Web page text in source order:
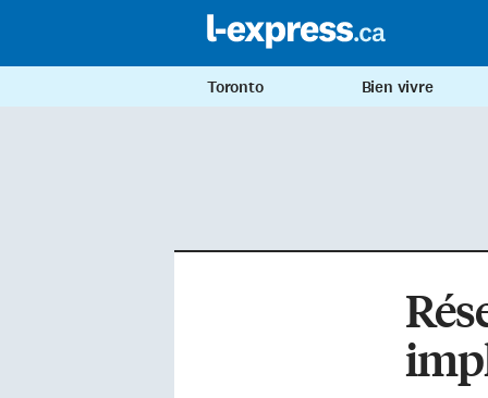
Toronto Bien vivre